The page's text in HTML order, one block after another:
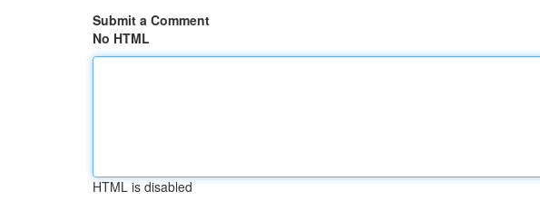
Submit a Comment
No HTML
HTML is disabled